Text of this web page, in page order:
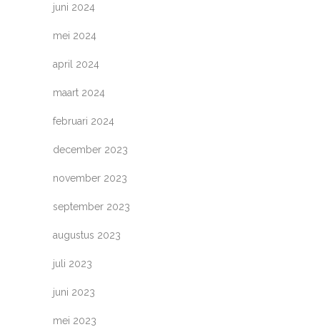
juni 2024
mei 2024
april 2024
maart 2024
februari 2024
december 2023
november 2023
september 2023
augustus 2023
juli 2023
juni 2023
mei 2023